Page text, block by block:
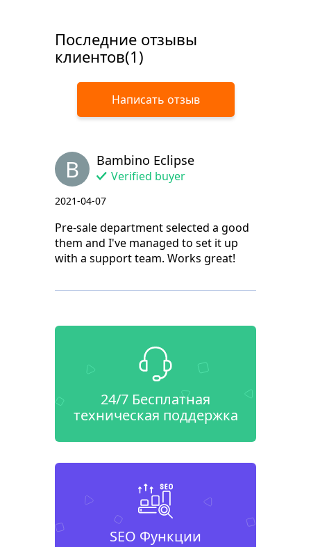
Последние отзывы
клиентов(1)
Написать отзыв
B Bambino Eclipse
Verified buyer
2021-04-07
Pre-sale department selected a good
them and I've managed to set it up
with a support team. Works great!
24/7 Бесплатная
техническая поддержка
SEO Функции